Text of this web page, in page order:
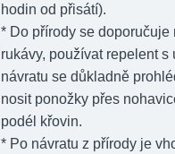
hodin od přisátí).
* Do přírody se
rukávy, používat repelent
návratu se důkladně
nosit ponožky přes
podél křovin.
* Po návratu z přírody je